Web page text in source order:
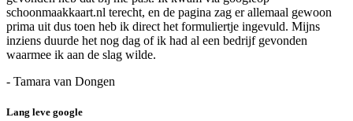
schoonmaakkaart.nl terecht, en de pagina zag er allemaal gewoon
prima uit dus toen heb ik direct het formuliertje ingevuld. Mijns
inziens duurde het nog dag of ik had al een bedrijf gevonden
waarmee ik aan de slag wilde.
- Tamara van Dongen
Lang leve google